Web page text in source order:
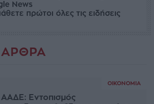
News
πρώτοι όλες τις ειδήσεις
ΆΡΘΡΑ
ΟΙΚΟΝΟΜΊΑ
ΑΑΔΕ: Εντοπισμός